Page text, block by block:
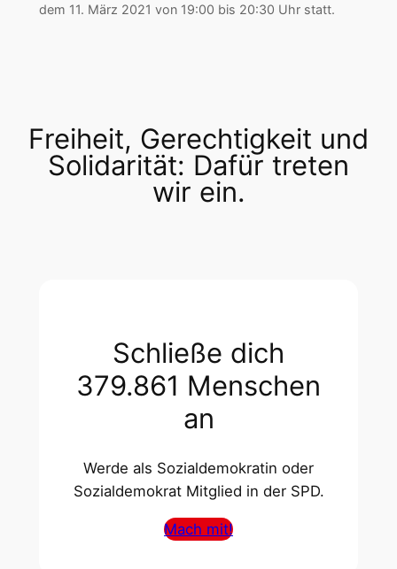
dem 11. März 2021 von 19:00 bis 20:30 Uhr statt.
Freiheit, Gerechtigkeit und
Solidarität: Dafür treten
wir ein.
Schließe dich
379.861 Menschen
an
Werde als Sozialdemokratin oder
Sozialdemokrat Mitglied in der SPD.
Mach mit!